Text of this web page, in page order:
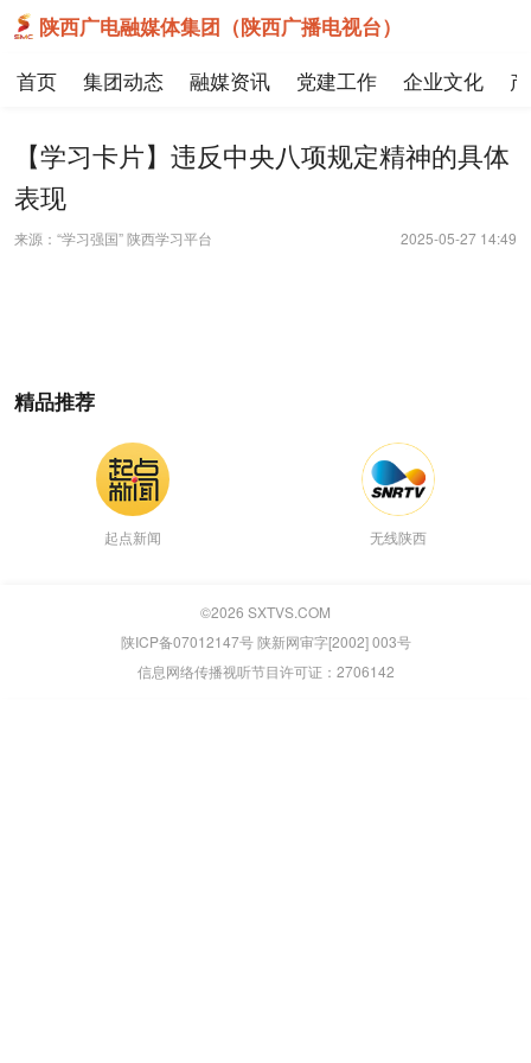
陕西广电融媒体集团（陕西广播电视台）
首页 集团动态 融媒资讯 党建工作 企业文化
【学习卡片】违反中央八项规定精神的具体
表现
来源：“学习强国” 陕西学习平台 2025-05-27 14:49
精品推荐
起点新闻 无线陕西
©2026 SXTVS.COM
陕ICP备07012147号 陕新网审字[2002] 003号
信息网络传播视听节目许可证：2706142